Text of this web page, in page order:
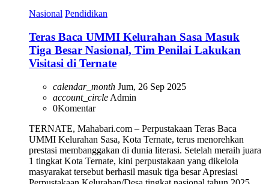
Nasional Pendidikan
Teras Baca UMMI Kelurahan Sasa Masuk
Tiga Besar Nasional, Tim Penilai Lakukan
Visitasi di Ternate
calendar_month Jum, 26 Sep 2025
account_circle Admin
0Komentar
TERNATE, Mahabari.com – Perpustakaan Teras Baca
UMMI Kelurahan Sasa, Kota Ternate, terus menorehkan
prestasi membanggakan di dunia literasi. Setelah meraih juara
1 tingkat Kota Ternate, kini perpustakaan yang dikelola
masyarakat tersebut berhasil masuk tiga besar Apresiasi